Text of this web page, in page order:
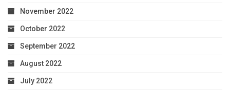
November 2022
October 2022
September 2022
August 2022
July 2022